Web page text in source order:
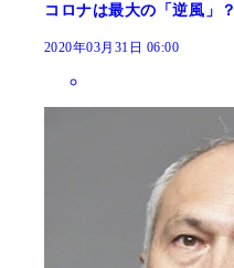
コロナは最大の「逆風」？
2020年03月31日 06:00